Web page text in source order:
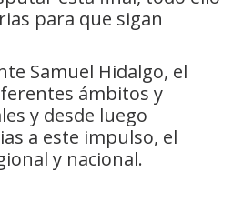
para que sigan
Samuel Hidalgo, el
ámbitos y
y desde luego
a este impulso, el
y nacional.